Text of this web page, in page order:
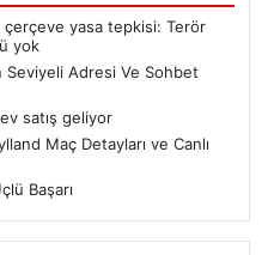
çerçeve yasa tepkisi: Terör
yok
Seviyeli Adresi Ve Sohbet
satış geliyor
Maç Detayları ve Canlı
Başarı